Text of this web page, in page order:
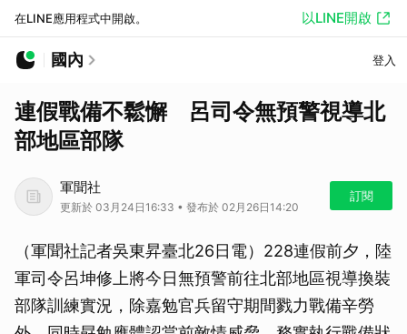
在LINE應用程式中開啟。 以LINE開啟
國內 登入
連假戰備不鬆懈 呂司令無預警視導北
部地區部隊
軍聞社
更新於 03月24日16:33 • 發布於 02月26日14:20
訂閱
（軍聞社記者吳東昇臺北26日電）228連假前夕，陸
軍司令呂坤修上將今日無預警前往北部地區視導換裝
部隊訓練實況，除嘉勉官兵留守期間戮力戰備辛勞